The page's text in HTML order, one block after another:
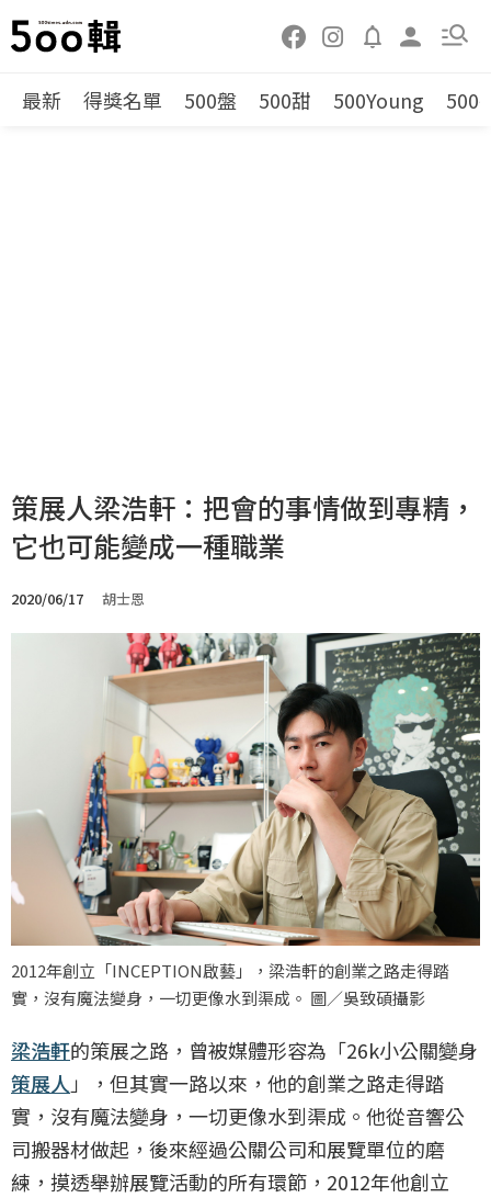
最新 得獎名單 500盤 500甜 500Young 500
策展人梁浩軒：把會的事情做到專精，
它也可能變成一種職業
2020/06/17 胡士恩
2012年創立「INCEPTION啟藝」，梁浩軒的創業之路走得踏
實，沒有魔法變身，一切更像水到渠成。 圖／吳致碩攝影
梁浩軒的策展之路，曾被媒體形容為「26k小公關變身
策展人」，但其實一路以來，他的創業之路走得踏
實，沒有魔法變身，一切更像水到渠成。他從音響公
司搬器材做起，後來經過公關公司和展覽單位的磨
練，摸透舉辦展覽活動的所有環節，2012年他創立